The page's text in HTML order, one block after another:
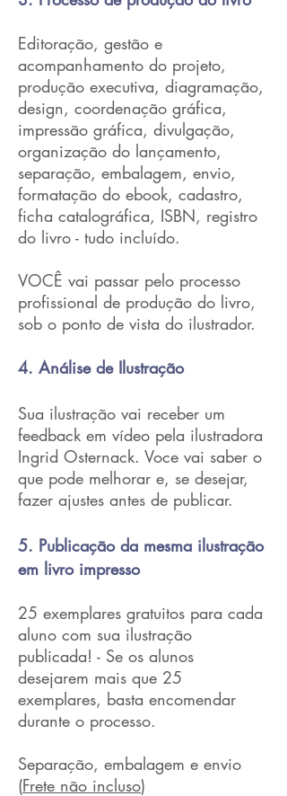
Editoração, gestão e
acompanhamento do projeto,
produção executiva, diagramação,
design, coordenação gráfica,
impressão gráfica, divulgação,
organização do lançamento,
separação, embalagem, envio,
formatação do ebook, cadastro,
ficha catalográfica, ISBN, registro
do livro - tudo incluído.
VOCÊ vai passar pelo processo
profissional de produção do livro,
sob o ponto de vista do ilustrador.
4. Análise de Ilustração
Sua ilustração vai receber um
feedback em vídeo pela ilustradora
Ingrid Osternack. Voce vai saber o
que pode melhorar e, se desejar,
fazer ajustes antes de publicar.
5. Publicação da mesma ilustração
em livro impresso
25 exemplares gratuitos para cada
aluno com sua ilustração
publicada! - Se os alunos
desejarem mais que 25
exemplares, basta encomendar
durante o processo.
Separação, embalagem e envio
(Frete não incluso)